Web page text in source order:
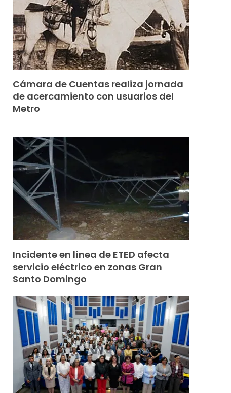
Cámara de Cuentas realiza jornada
de acercamiento con usuarios del
Metro
Incidente en línea de ETED afecta
servicio eléctrico en zonas Gran
Santo Domingo